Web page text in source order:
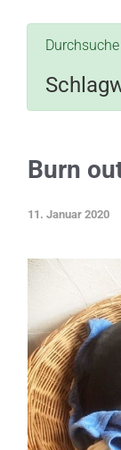
Burn
11. Januar 2020